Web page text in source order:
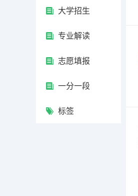
大学招生
专业解读
志愿填报
一分一段
标签